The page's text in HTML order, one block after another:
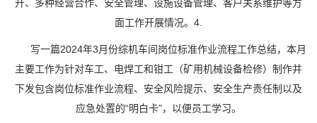
升、多种经营合作、安全管理、设施设备管理、客户关系维护等方
面工作开展情况。4.
写一篇2024年3月份综机车间岗位标准作业流程工作总结，本月
主要工作为针对车工、电焊工和钳工（矿用机械设备检修）制作并
下发包含岗位标准作业流程、安全风险提示、安全生产责任制以及
应急处置的“明白卡”，以便员工学习。